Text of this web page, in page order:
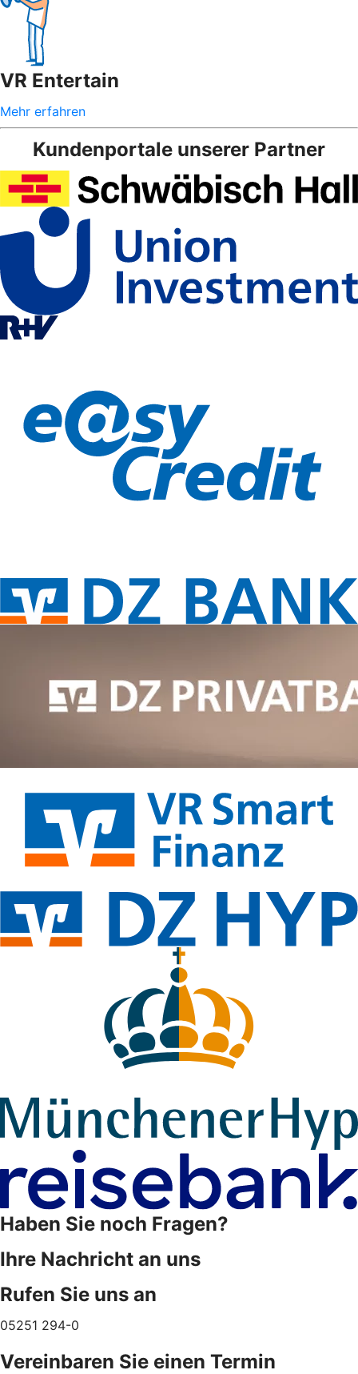
VR Entertain
Mehr erfahren
Kundenportale unserer Partner
Haben Sie noch Fragen?
Ihre Nachricht an uns
Rufen Sie uns an
05251 294-0
Vereinbaren Sie einen Termin